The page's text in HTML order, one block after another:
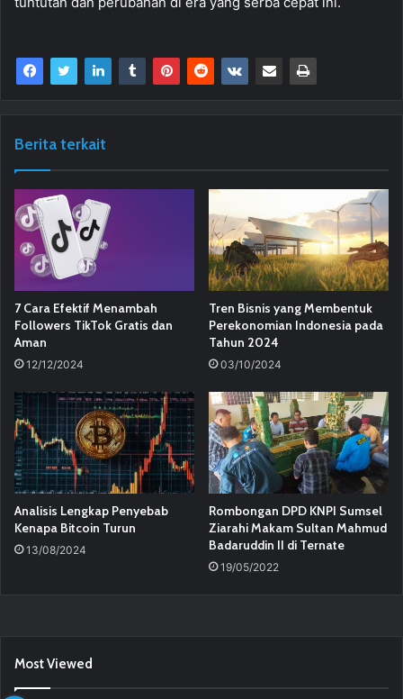
Berita terkait
7 Cara Efektif Menambah
Followers TikTok Gratis dan
Aman
12/12/2024
Tren Bisnis yang Membentuk
Perekonomian Indonesia pada
Tahun 2024
03/10/2024
Analisis Lengkap Penyebab
Kenapa Bitcoin Turun
13/08/2024
Rombongan DPD KNPI Sumsel
Ziarahi Makam Sultan Mahmud
Badaruddin II di Ternate
19/05/2022
Most Viewed